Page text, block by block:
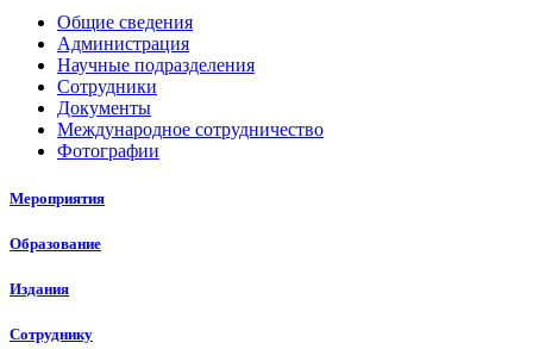
Общие сведения
Администрация
Научные подразделения
Сотрудники
Документы
Международное сотрудничество
Фотографии
Мероприятия
Образование
Издания
Сотруднику